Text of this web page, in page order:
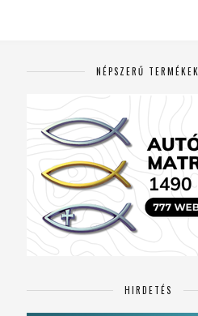
NÉPSZERŰ TERMÉKEK
HIRDETÉS